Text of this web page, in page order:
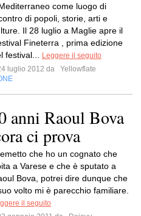
come luogo di
di popoli, storie, arti e
Il 28 luglio a Maglie apre il
Fineterra , prima edizione
festival...
Leggere il seguito
luglio 2012 da
Yellowflate
anni Raoul Bova
ci prova
che ho un cognato che
a Varese e che è sputato a
Bova, potrei dire dunque che
volto mi è parecchio familiare.
il seguito